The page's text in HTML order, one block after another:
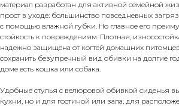
материал разработан для активной семейной
прост в уходе: большинство повседневных
с помощью влажной губки. Но главное его
стойкость к повреждениям. Плотная,
надежно защищена от когтей домашних
сохранить безупречный вид обивки на долгие
доме есть кошка или собака.
Удобные стулья с велюровой обивкой сиденья
кухни, но и для гостиной или зала, для